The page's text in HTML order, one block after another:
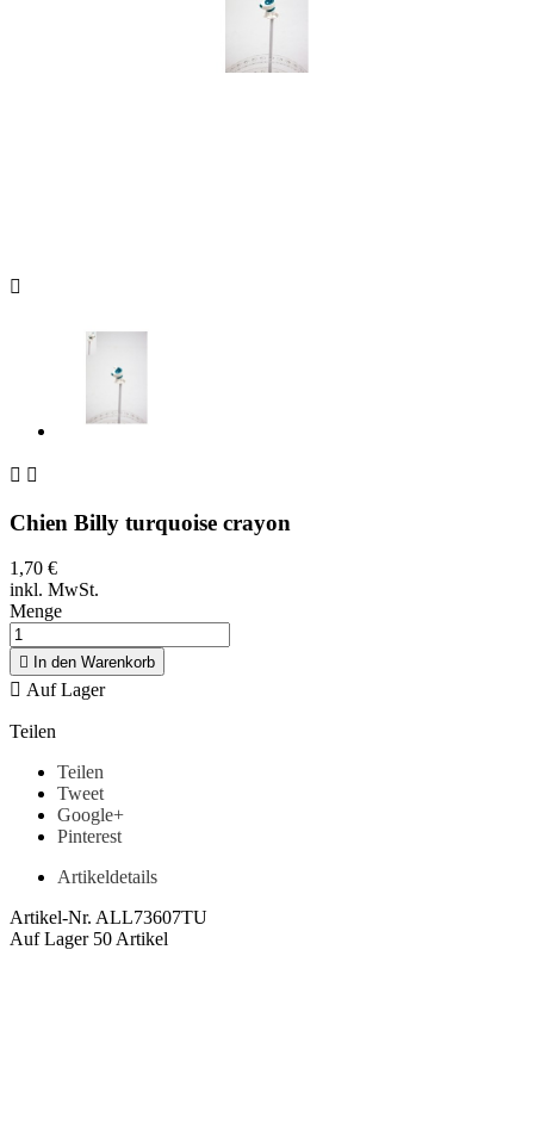

 
Chien Billy turquoise crayon
1,70 €
inkl. MwSt.
Menge
 In den Warenkorb
 Auf Lager
Teilen
Teilen
Tweet
Google+
Pinterest
Artikeldetails
Artikel-Nr. ALL73607TU
Auf Lager 50 Artikel